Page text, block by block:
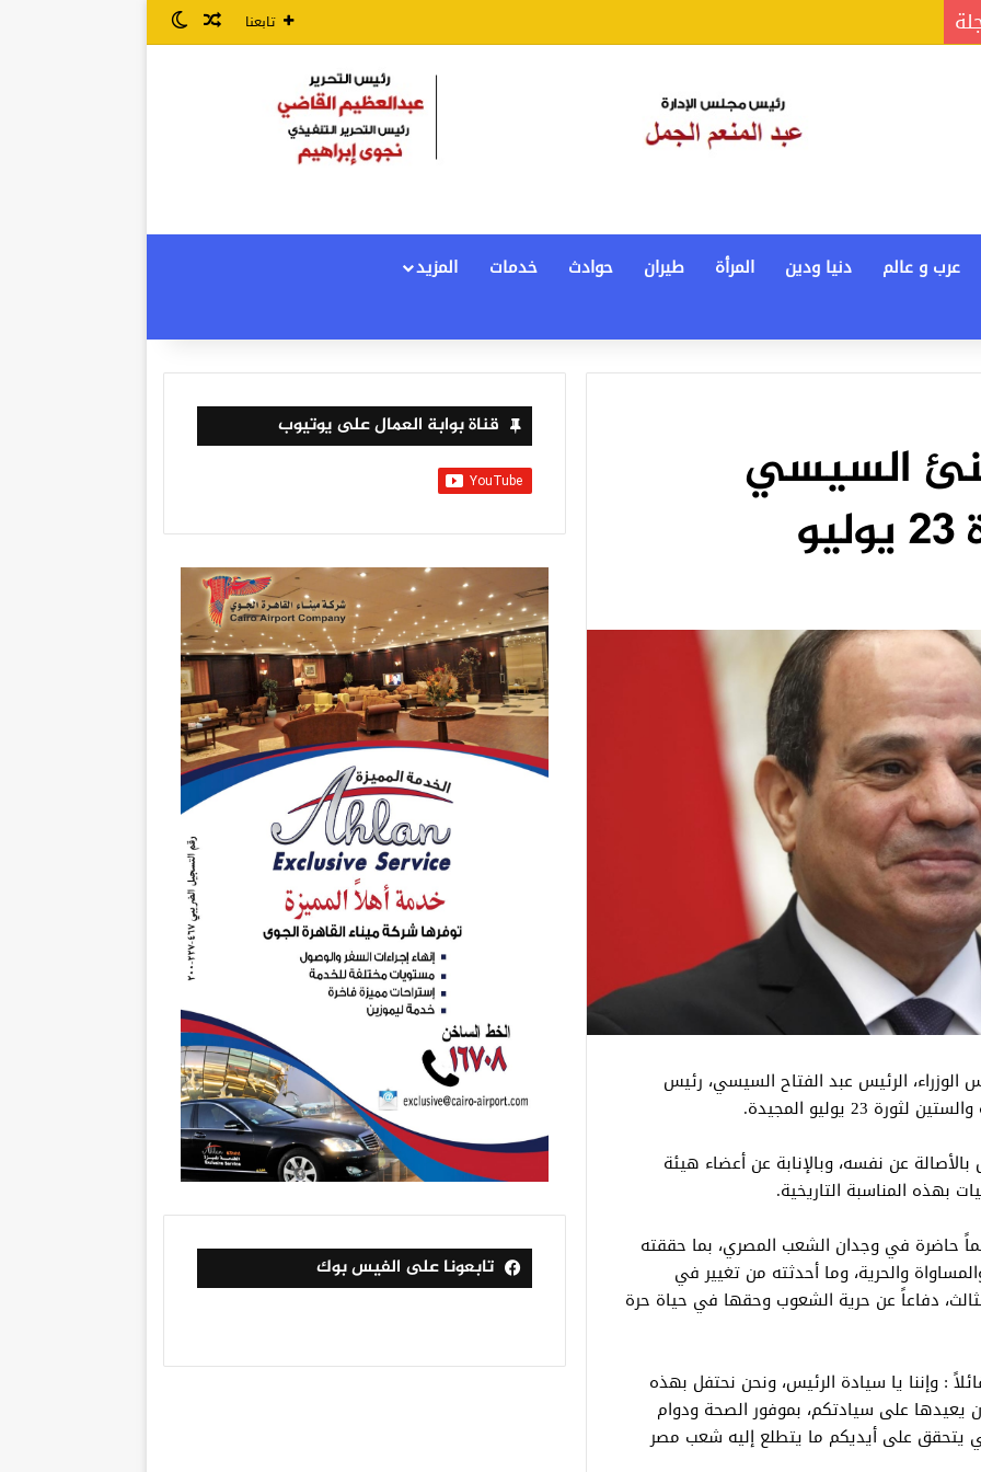
تابعنا مقال عشوائي
الوضع المظلم
عرب و عالم دنيا ودين المرأة طيران حوادث خدمات المزيد
السيسي
الرئيس عبد الفتاح السيسي، رئيس
23 يوليو المجيدة.
عن نفسه، وبالإنابة عن أعضاء هيئة
بهذه المناسبة التاريخية.
حاضرة في وجدان الشعب المصري، بما حققته
والحرية، وما أحدثته من تغيير في
دفاعاً عن حرية الشعوب وحقها في حياة حرة
: وإننا يا سيادة الرئيس، ونحن نحتفل بهذه
يعيدها على سيادتكم، بموفور الصحة ودوام
يتحقق على أيديكم ما يتطلع إليه شعب مصر
قناة بوابة العمال على يوتيوب
تابعونا على الفيس بوك